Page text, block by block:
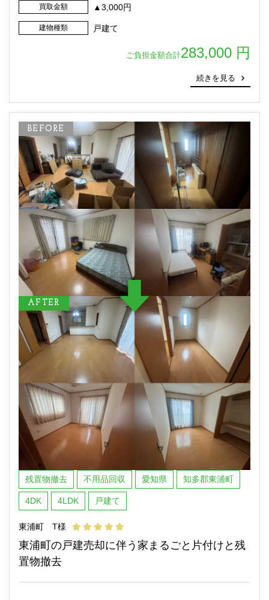
買取金額 ▲3,000円
建物種類 戸建て
ご負担金額合計283,000 円
続きを見る
BEFORE
AFTER
残置物撤去 不用品回収 愛知県 知多郡東浦町
4DK 4LDK 戸建て
東浦町 T様
東浦町の戸建売却に伴う家まるごと片付けと残
置物撤去